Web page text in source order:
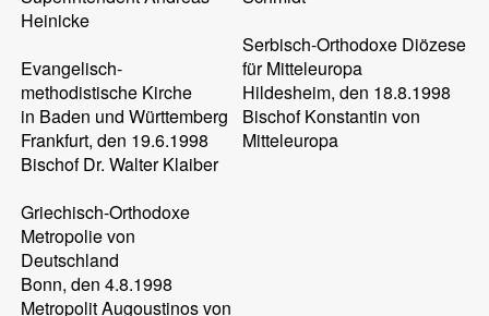
Heinicke
Evangelisch-
methodistische Kirche
in Baden und Württemberg
Frankfurt, den 19.6.1998
Bischof Dr. Walter Klaiber
Griechisch-Orthodoxe
Metropolie von
Deutschland
Bonn, den 4.8.1998
Metropolit Augoustinos von
Serbisch-Orthodoxe Diözese
für Mitteleuropa
Hildesheim, den 18.8.1998
Bischof Konstantin von
Mitteleuropa